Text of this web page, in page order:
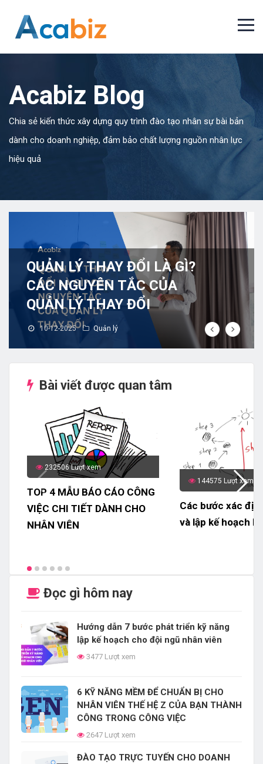
Acabiz Blog
Chia sẻ kiến thức xây dựng quy trình đào tạo nhân sự bài bản
dành cho doanh nghiệp, đảm bảo chất lượng nguồn nhân lực
hiệu quả
QUẢN LÝ THAY ĐỔI LÀ GÌ?
CÁC NGUYÊN TẮC CỦA
QUẢN LÝ THAY ĐỔI
10-12-2025 Quản lý
Bài viết được quan tâm
232506 Lượt xem
TOP 4 MẪU BÁO CÁO CÔNG
VIỆC CHI TIẾT DÀNH CHO
NHÂN VIÊN
144575 Lượt xem
Các bước xác
và lập kế hoạch
Đọc gì hôm nay
Hướng dẫn 7 bước phát triển kỹ năng
lập kế hoạch cho đội ngũ nhân viên
3477 Lượt xem
6 KỸ NĂNG MỀM ĐỂ CHUẨN BỊ CHO
NHÂN VIÊN THẾ HỆ Z CỦA BẠN THÀNH
CÔNG TRONG CÔNG VIỆC
2647 Lượt xem
ĐÀO TẠO TRỰC TUYẾN CHO DOANH